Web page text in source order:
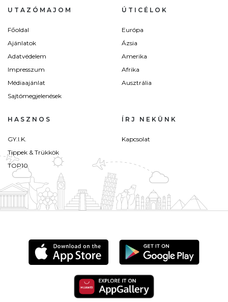
UTAZÓMAJOM
Főoldal
Ajánlatok
Adatvédelem
Impresszum
Médiaajánlat
Sajtómegjelenések
ÚTICÉLOK
Európa
Ázsia
Amerika
Afrika
Ausztrália
HASZNOS
GY.I.K.
Tippek & Trükkök
TOP10
ÍRJ NEKÜNK
Kapcsolat